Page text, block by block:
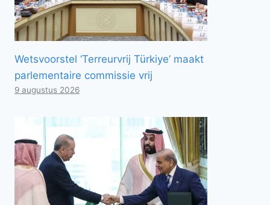
Wetsvoorstel ‘Terreurvrij Türkiye’ maakt
parlementaire commissie vrij
9 augustus 2026